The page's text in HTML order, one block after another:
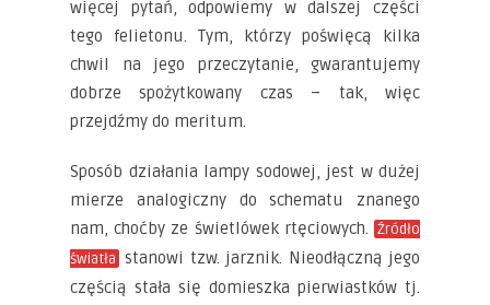
więcej pytań, odpowiemy w dalszej części
tego felietonu. Tym, którzy poświęcą kilka
chwil na jego przeczytanie, gwarantujemy
dobrze spożytkowany czas – tak, więc
przejdźmy do meritum.
Sposób działania lampy sodowej, jest w dużej
mierze analogiczny do schematu znanego
nam, choćby ze świetlówek rtęciowych. Źródło
światła stanowi tzw. jarznik. Nieodłączną jego
częścią stała się domieszka pierwiastków tj.